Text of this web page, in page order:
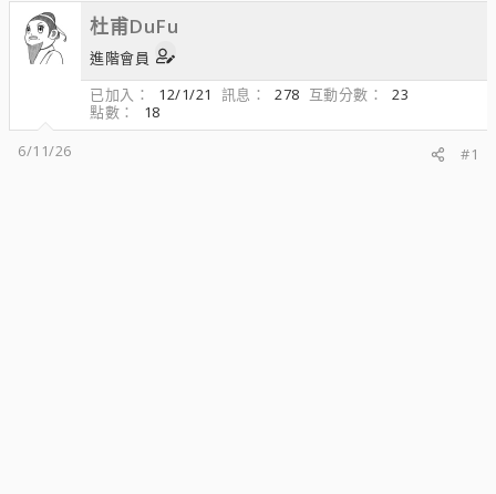
人
杜甫DuFu
進階會員
已加入
12/1/21 訊息 278 互動分數
23
點數
18
6/11/26
#1